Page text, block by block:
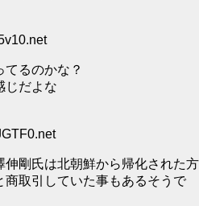
てるのかな？
じだよな
剛氏は北朝鮮から帰化された方
取引していた事もあるそうで